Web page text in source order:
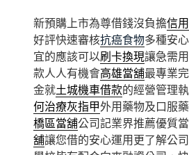
新預購上市為尊借錢沒負擔信
好評快速審核抗癌食物多種安
宜的應該可以刷卡換現讓急需
款人人有機會高雄當舖最專業
金就土城機車借款的經營管理
何治療灰指甲外用藥物及口服
橋區當舖公司記業界推薦優質
舖讓您借的安心運用更了解公